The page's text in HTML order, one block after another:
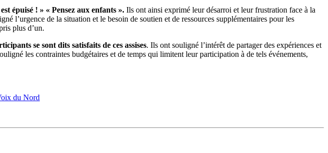
épuisé ! » « Pensez aux enfants ». Ils ont ainsi exprimé leur désarroi et leur frustration face à la
l’urgence de la situation et le besoin de soutien et de ressources supplémentaires pour les
plus d’un.
se sont dits satisfaits de ces assises. Ils ont souligné l’intérêt de partager des expériences et
les contraintes budgétaires et de temps qui limitent leur participation à de tels événements,
du Nord